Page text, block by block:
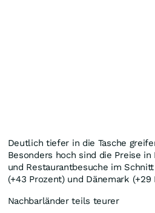
Deutlich tiefer in die Tasche
Besonders hoch sind die Preise
und Restaurantbesuche im
(+43 Prozent) und Dänemark
Nachbarländer teils teurer